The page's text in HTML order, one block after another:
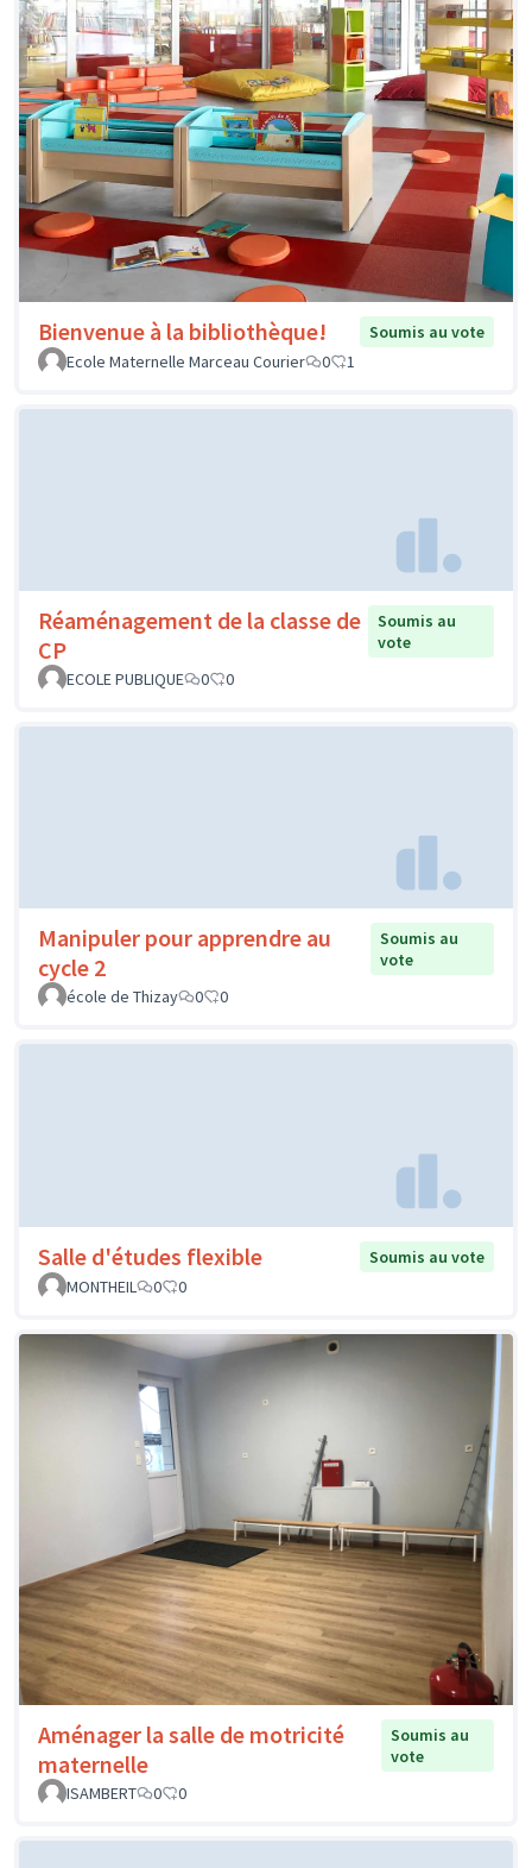
Bienvenue à la bibliothèque!
Soumis au vote
Ecole Maternelle Marceau Courier
0 1
Réaménagement de la classe de
CP
Soumis au
vote
ECOLE PUBLIQUE
0 0
Manipuler pour apprendre au
cycle 2
Soumis au
vote
école de Thizay
0 0
Salle d'études flexible
Soumis au vote
MONTHEIL
0 0
Aménager la salle de motricité
maternelle
Soumis au
vote
ISAMBERT
0 0